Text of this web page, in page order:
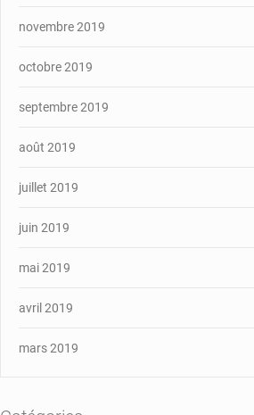
novembre 2019
octobre 2019
septembre 2019
août 2019
juillet 2019
juin 2019
mai 2019
avril 2019
mars 2019